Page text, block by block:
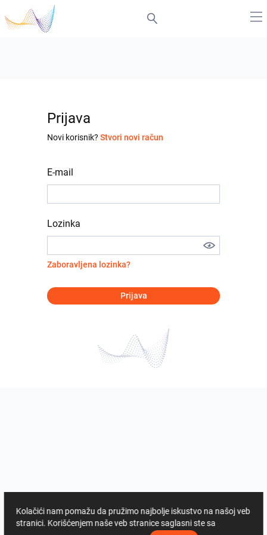
Prijava
Novi korisnik? Stvori novi račun
E-mail
Lozinka
Zaboravljena lozinka?
Prijava
Kolačići nam pomažu da pružimo najbolje iskustvo na našoj veb
stranici. Korišćenjem naše veb stranice saglasni ste sa